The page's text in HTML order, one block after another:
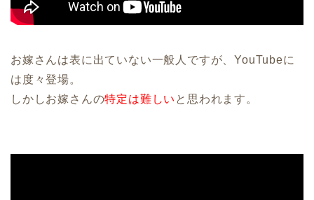
お嫁さんは表に出ていない一般人ですが、YouTubeに
は度々登場。
しかしお嫁さんの特定は難しい と思われます。